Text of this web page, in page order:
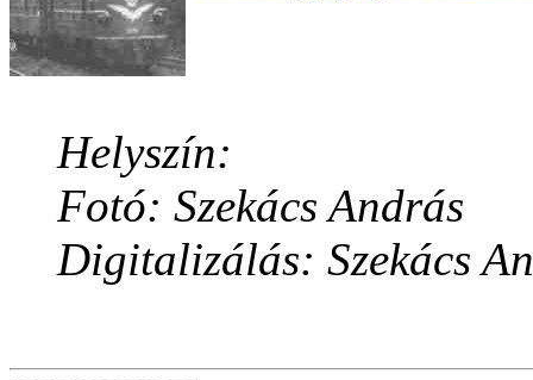
Helyszín:
Fotó: Szekács András
Digitalizálás: Szekács